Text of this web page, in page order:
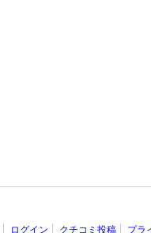
ログイン クチコミ投稿 プラ